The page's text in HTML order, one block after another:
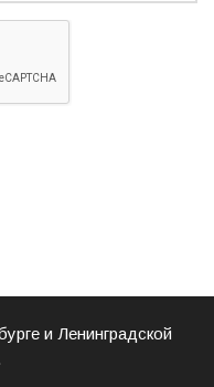
и Ленинградской